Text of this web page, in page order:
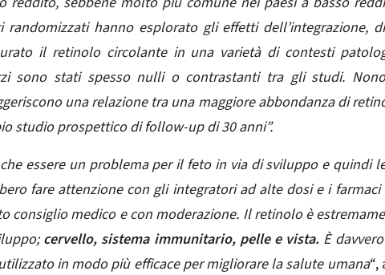
randomizzati hanno esplorato gli effetti dell’integrazione,
il retinolo circolante in una varietà di contesti
sono stati spesso nulli o contrastanti tra gli studi.
una relazione tra una maggiore abbondanza di
studio prospettico di follow-up di 30 anni”.
essere un problema per il feto in via di sviluppo e quindi
fare attenzione con gli integratori ad alte dosi e i farmaci
consiglio medico e con moderazione. Il retinolo è
cervello, sistema immunitario, pelle e vista. È
in modo più efficace per migliorare la salute umana“,